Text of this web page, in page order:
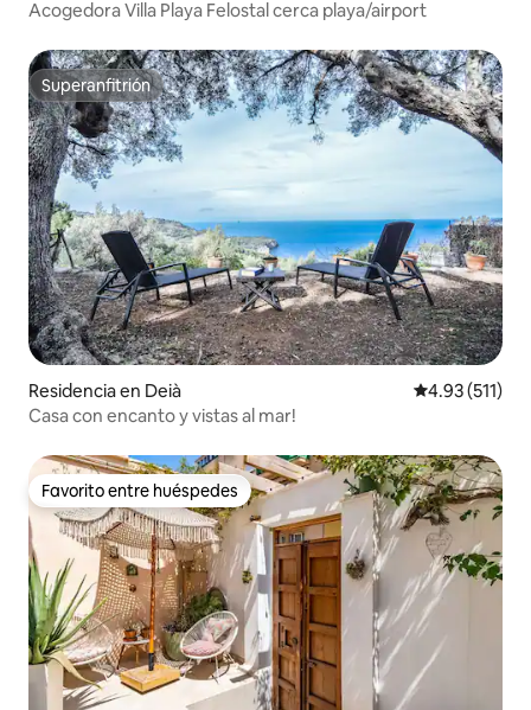
Acogedora Villa Playa Felostal cerca playa/airport
Superanfitrión
Superanfitrión
Residencia en Deià Calificación
4.93 (511)
Casa con encanto y vistas al mar!
Favorito entre huéspedes
Favorito entre huéspedes